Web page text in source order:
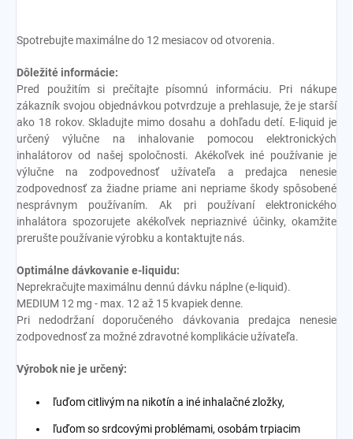
Spotrebujte maximálne do 12 mesiacov od otvorenia.
Dôležité informácie:
Pred použitím si prečítajte písomnú informáciu. Pri nákupe
zákazník svojou objednávkou potvrdzuje a prehlasuje, že je starší
ako 18 rokov. Skladujte mimo dosahu a dohľadu detí. E-liquid je
určený výlučne na inhalovanie pomocou elektronických
inhalátorov od našej spoločnosti. Akékoľvek iné používanie je
výlučne na zodpovednosť užívateľa a predajca nenesie
zodpovednosť za žiadne priame ani nepriame škody spôsobené
nesprávnym používaním. Ak pri používaní elektronického
inhalátora spozorujete akékoľvek nepriaznivé účinky, okamžite
prerušte používanie výrobku a kontaktujte nás.
Optimálne dávkovanie e-liquidu:
Neprekračujte maximálnu dennú dávku náplne (e-liquid).
MEDIUM 12 mg - max. 12 až 15 kvapiek denne.
Pri nedodržaní doporučeného dávkovania predajca nenesie
zodpovednosť za možné zdravotné komplikácie užívateľa.
Výrobok nie je určený:
ľuďom citlivým na nikotín a iné inhalačné zložky,
ľuďom so srdcovými problémami, osobám trpiacim